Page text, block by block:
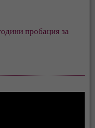
пробация за